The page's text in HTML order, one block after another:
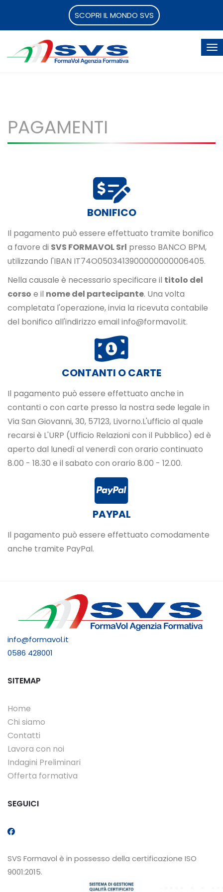
SCOPRI IL MONDO SVS
PAGAMENTI
BONIFICO
Il pagamento può essere effettuato tramite bonifico
a favore di SVS FORMAVOL Srl presso BANCO BPM,
utilizzando l'IBAN IT74O0503413900000000006405.
Nella causale è necessario specificare il titolo del
corso e il nome del partecipante. Una volta
completata l'operazione, invia la ricevuta contabile
del bonifico all'indirizzo email info@formavol.it.
CONTANTI O CARTE
Il pagamento può essere effettuato anche in
contanti o con carte presso la nostra sede legale in
Via San Giovanni, 30, 57123, Livorno.L'ufficio al quale
recarsi è L'URP (Ufficio Relazioni con il Pubblico) ed è
aperto dal lunedì al venerdì con orario continuato
8.00 - 18.30 e il sabato con orario 8.00 - 12.00.
PAYPAL
Il pagamento può essere effettuato comodamente
anche tramite PayPal.
info@formavol.it
0586 428001
SITEMAP
Home
Chi siamo
Contatti
Lavora con noi
Indagini Preliminari
Offerta formativa
SEGUICI
SVS Formavol è in possesso della certificazione ISO
9001:2015.